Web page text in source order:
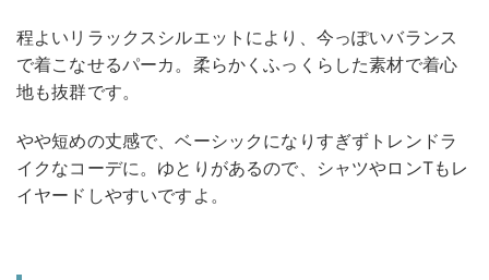
程よいリラックスシルエットにより、今っぽいバランス
で着こなせるパーカ。柔らかくふっくらした素材で着心
地も抜群です。
やや短めの丈感で、ベーシックになりすぎずトレンドラ
イクなコーデに。ゆとりがあるので、シャツやロンTもレ
イヤードしやすいですよ。